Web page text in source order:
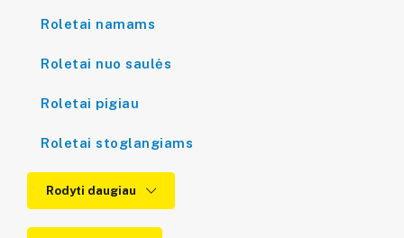
Roletai namams
Roletai nuo saulės
Roletai pigiau
Roletai stoglangiams
Rodyti daugiau